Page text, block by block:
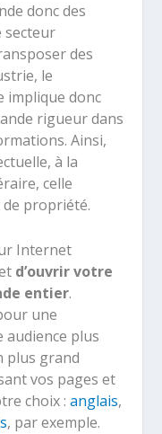
donc des
secteur
des
le
implique donc
rigueur dans
Ainsi,
à la
celle
de propriété.
Internet
d’ouvrir votre
entier.
une
plus
plus grand
vos pages et
choix :anglais,
, par exemple.